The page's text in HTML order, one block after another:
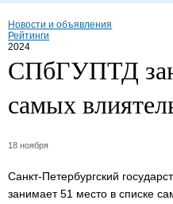
Новости и объявления
Рейтинги
2024
СПбГУПТД
самых
18 ноября
Санкт-Петербургский
занимает 51 место в списке